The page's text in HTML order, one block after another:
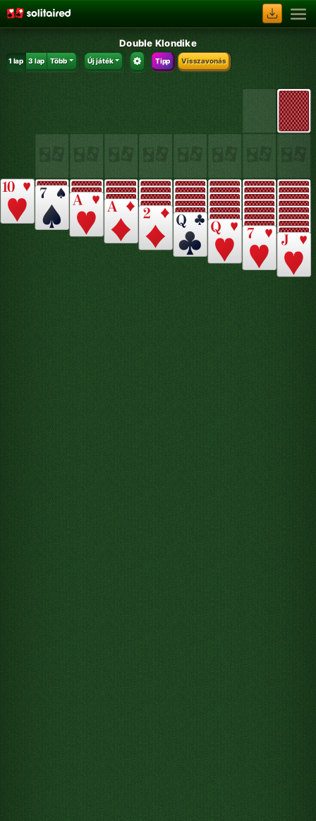
Double Klondike
1 lap 3 lap Több Új játék Tipp Visszavonás